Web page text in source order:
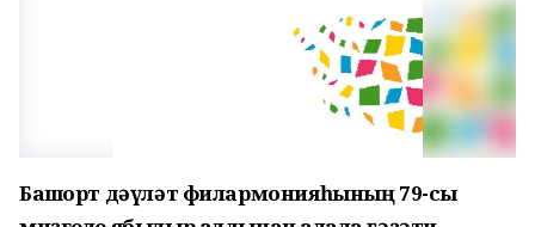
Башҡорт дәүләт филармонияһының 79-сы